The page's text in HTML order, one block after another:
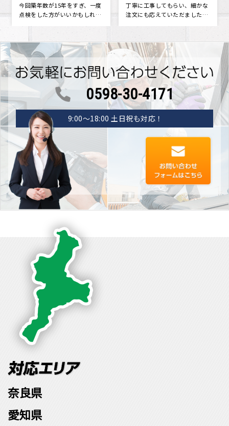
丁寧に工事してもらい、細かな
注文にも応えていただました。
･･･
0598-30-4171
9:00〜18:00 土日祝も対応！
奈良県
愛知県